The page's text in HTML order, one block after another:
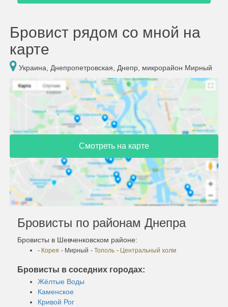
Бровист рядом со мной на
карте
Украина, Днепропетровская, Днепр, микрорайон Мирный
Смотреть на карте
Бровисты по районам Днепра
Бровисты в Шевченковском районе:
- Корея - Мирный - Тополь - Центральный холм
Бровисты в соседних городах:
Жёлтые Воды
Каменское
Кривой Рог